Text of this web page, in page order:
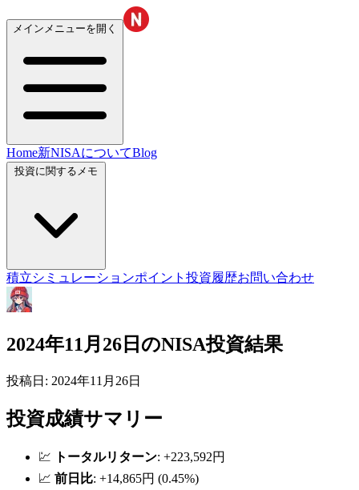
メインメニューを開く
Home新NISAについてBlog
積立シミュレーションポイント投資履歴お問い合わせ
2024年11月26日のNISA投資結果
投稿日: 2024年11月26日
投資成績サマリー
💹 トータルリターン: +223,592円
📈 前日比: +14,865円 (0.45%)